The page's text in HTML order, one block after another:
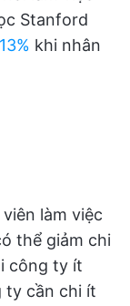
Stanford
khi nhân
làm việc
thể giảm chi
công ty ít
ty cần chi ít